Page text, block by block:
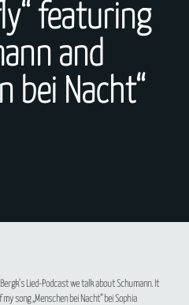
featuring
and
bei Nacht“
Lied-Podcast we talk about Schumann. It
song „Menschen bei Nacht“ bei Sophia